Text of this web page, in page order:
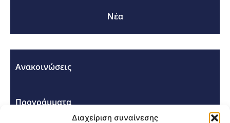
Διαχείριση συναίνεσης
Νέα
Ανακοινώσεις
Προγράμματα